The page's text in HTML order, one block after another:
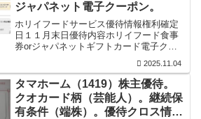
ジャパネット電子クーポン。
ホリイフードサービス優待情報権利確定
日１１月末日優待内容ホリイフード食事
券orジャパネットギフトカード電子クー
択必要株数継続保有１年未満継続保有１
年以上500株以上15000円相当20000円相
当700株...
2025.11.04
タマホーム（1419）株主優待。
クオカード柄（芸能人）。継続保
有条件（端株）。優待クロス情